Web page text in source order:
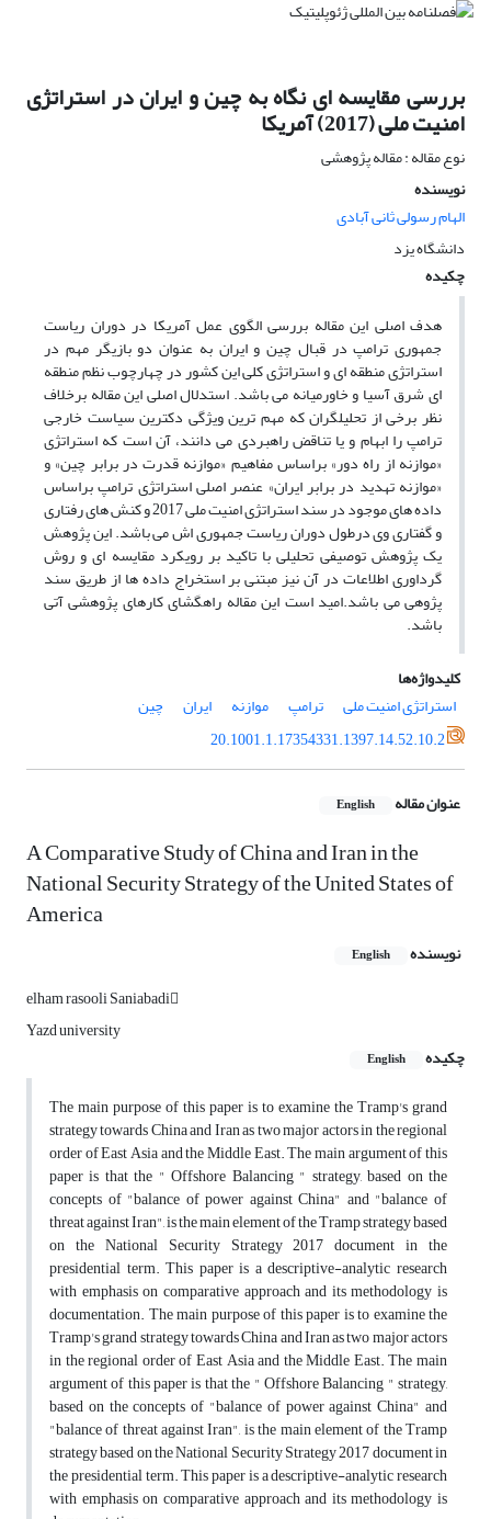
بررسی مقایسه ای نگاه به چین و ایران در استراتژی
امنیت ملی (2017) آمریکا
نوع مقاله : مقاله پژوهشی
نویسنده
الهام رسولی ثانی آبادی
دانشگاه یزد
چکیده
هدف اصلی این مقاله بررسی الگوی عمل آمریکا در دوران ریاست
جمهوری ترامپ در قبال چین و ایران به عنوان دو بازیگر مهم در
استراتژی منطقه ای و استراتژی کلی این کشور در چهارچوب نظم منطقه
ای شرق آسیا و خاورمیانه می باشد. استدلال اصلی این مقاله برخلاف
نظر برخی از تحلیلگران که مهم ترین ویژگی دکترین سیاست خارجی
ترامپ را ابهام و یا تناقض راهبردی می دانند، آن است که استراتژی
«موازنه از راه دور» براساس مفاهیم «موازنه قدرت در برابر چین» و
«موازنه تهدید در برابر ایران» عنصر اصلی استراتژی ترامپ براساس
داده های موجود در سند استراتژی امنیت ملی 2017 و کنش های رفتاری
و گفتاری وی درطول دوران ریاست جمهوری اش می باشد. این پژوهش
یک پژوهش توصیفی تحلیلی با تاکید بر رویکرد مقایسه ای و روش
گرداوری اطلاعات در آن نیز مبتنی بر استخراج داده ها از طریق سند
پژوهی می باشد.امید است این مقاله راهگشای کارهای پژوهشی آتی
باشد.
کلیدواژه‌ها
استراتژی امنیت ملی
ترامپ موازنه ایران
چین
20.1001.1.17354331.1397.14.52.10.2
عنوان مقاله English
A Comparative Study of China and Iran in the
National Security Strategy of the United States of
America
نویسنده English
elham rasooli Saniabadi
Yazd university
چکیده
English
The main purpose of this paper is to examine the Tramp's grand
strategy towards China and Iran as two major actors in the regional
order of East Asia and the Middle East. The main argument of this
paper is that the " Offshore Balancing " strategy, based on the
concepts of "balance of power against China" and "balance of
threat against Iran", is the main element of the Tramp strategy based
on the National Security Strategy 2017 document in the
presidential term. This paper is a descriptive-analytic research
with emphasis on comparative approach and its methodology is
documentation. The main purpose of this paper is to examine the
Tramp's grand strategy towards China and Iran as two major actors
in the regional order of East Asia and the Middle East. The main
argument of this paper is that the " Offshore Balancing " strategy,
based on the concepts of "balance of power against China" and
"balance of threat against Iran", is the main element of the Tramp
strategy based on the National Security Strategy 2017 document in
the presidential term. This paper is a descriptive-analytic research
with emphasis on comparative approach and its methodology is